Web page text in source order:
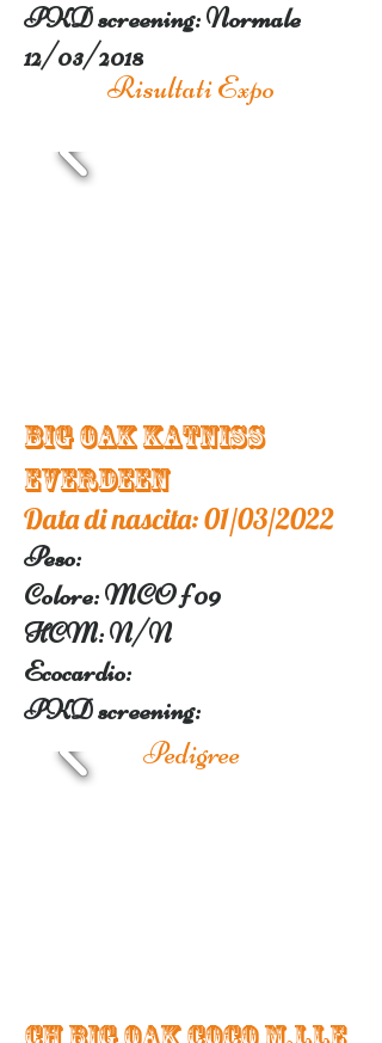
PKD screening: Normale
12/03/2018
Risultati Expo
Big Oak KATNISS
EVERDEEN
Data di nascita: 01/03/2022
Peso:
Colore: MCO f 09
HCM: N/N
Ecocardio:
PKD screening:
Pedigree